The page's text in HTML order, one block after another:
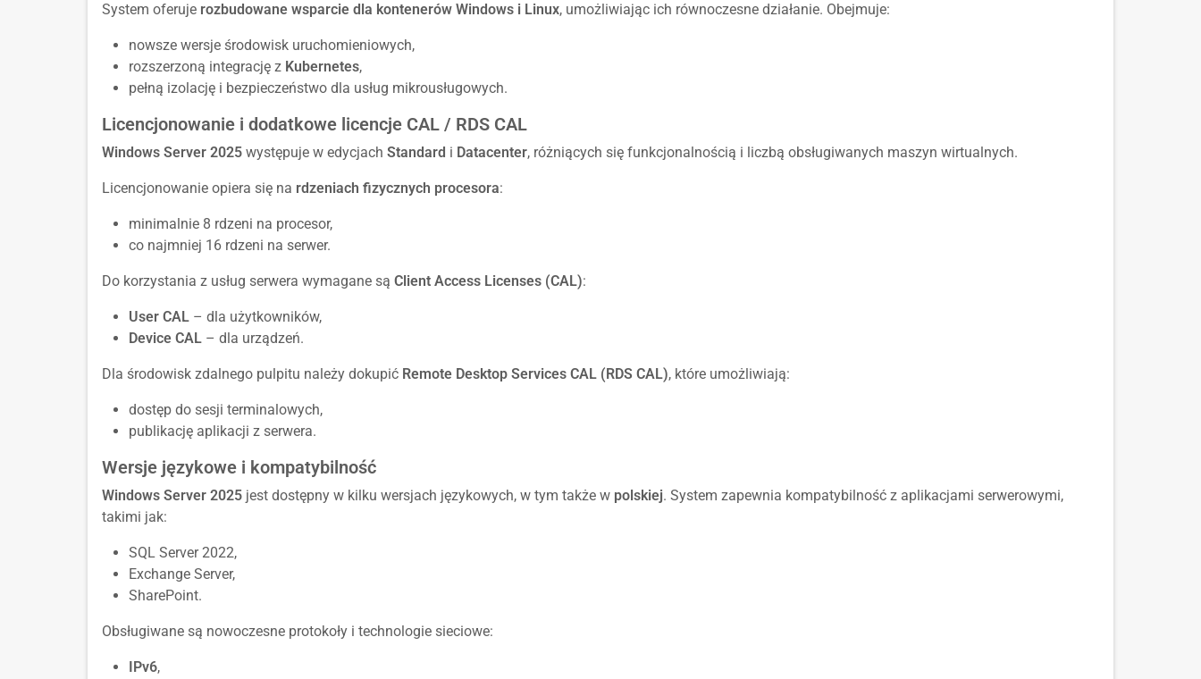
System oferuje rozbudowane wsparcie dla kontenerów Windows i Linux, umożliwiając ich równoczesne działanie. Obejmuje:
nowsze wersje środowisk uruchomieniowych,
rozszerzoną integrację z Kubernetes,
pełną izolację i bezpieczeństwo dla usług mikrousługowych.
Licencjonowanie i dodatkowe licencje CAL / RDS CAL
Windows Server 2025 występuje w edycjach Standard i Datacenter, różniących się funkcjonalnością i liczbą obsługiwanych maszyn wirtualnych.
Licencjonowanie opiera się na rdzeniach fizycznych procesora:
minimalnie 8 rdzeni na procesor,
co najmniej 16 rdzeni na serwer.
Do korzystania z usług serwera wymagane są Client Access Licenses (CAL):
User CAL – dla użytkowników,
Device CAL – dla urządzeń.
Dla środowisk zdalnego pulpitu należy dokupić Remote Desktop Services CAL (RDS CAL), które umożliwiają:
dostęp do sesji terminalowych,
publikację aplikacji z serwera.
Wersje językowe i kompatybilność
Windows Server 2025 jest dostępny w kilku wersjach językowych, w tym także w polskiej. System zapewnia kompatybilność z aplikacjami serwerowymi,
takimi jak:
SQL Server 2022,
Exchange Server,
SharePoint.
Obsługiwane są nowoczesne protokoły i technologie sieciowe:
IPv6,